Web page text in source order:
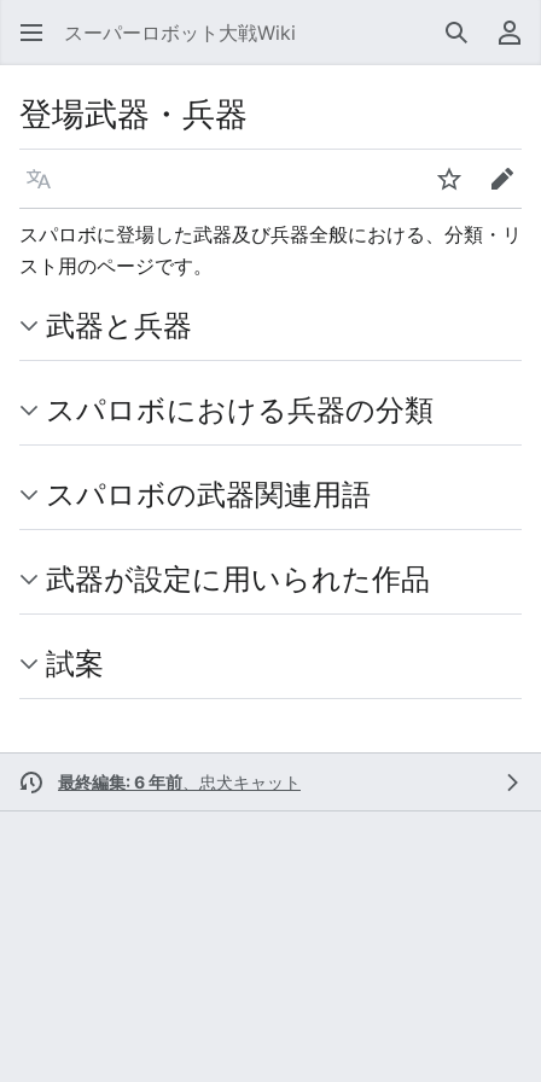
スーパーロボット大戦Wiki 検索 利
登場武器・兵器
言語 ウォッチ編集
スパロボに登場した武器及び兵器全般における、分類・リ
スト用のページです。
武器と兵器
スパロボにおける兵器の分類
スパロボの武器関連用語
武器が設定に用いられた作品
試案
最終編集: 6 年前 忠犬キャット